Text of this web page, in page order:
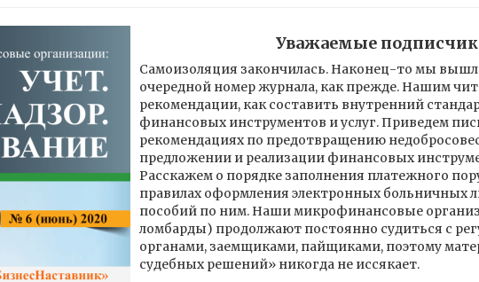
Уважаемые
Самоизоляция закончилась. Наконец-то мы
очередной номер журнала, как прежде. Нашим
рекомендации, как составить внутренний
финансовых инструментов и услуг. Приведем
рекомендациях по предотвращению
предложении и реализации финансовых
Расскажем о порядке заполнения платежного
правилах оформления электронных больничных
пособий по ним. Наши микрофинансовые
ломбарды) продолжают постоянно судиться с
органами, заемщиками, пайщиками, поэтому
судебных решений» никогда не иссякает.